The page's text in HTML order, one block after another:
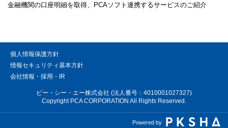
金融機関の口座明細を取得、PCAソフト連携するサービスのご紹介
個人情報保護方針
情報セキュリティ基本方針
会社情報・採用・IR
ピー・シー・エー株式会社 (法人番号：4010001027327)
Copyright PCA CORPORATION All Rights Reserved.
Powered by